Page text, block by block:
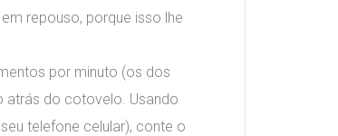
repouso, porque isso lhe
por minuto (os dos
atrás do cotovelo. Usando
telefone celular), conte o